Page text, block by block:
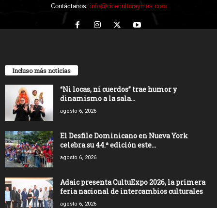
Contáctanos: info@cineculturaymas.com
Incluso más noticias
“Ni locas, ni cuerdos” trae humor y
dinamismo a la sala...
agosto 6, 2026
El Desfile Dominicano en Nueva York
celebra su 44.ª edición este...
agosto 6, 2026
Adaic presenta CultuExpo 2026, la primera
feria nacional de intercambios culturales
agosto 6, 2026